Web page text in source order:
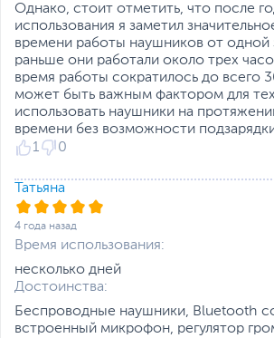
Однако, стоит отметить, что после
использования я заметил
времени работы наушников от одной
раньше они работали около трех
время работы сократилось до всего
может быть важным фактором для
использовать наушники на
времени без возможности
1
0
Татьяна
4 года назад
Время использования:
несколько дней
Достоинства:
Беспроводные наушники, Bluetooth
встроенный микрофон, регулятор